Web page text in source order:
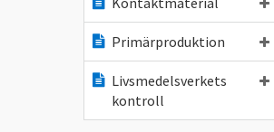
Primärproduktion
Livsmedelsverkets
kontroll